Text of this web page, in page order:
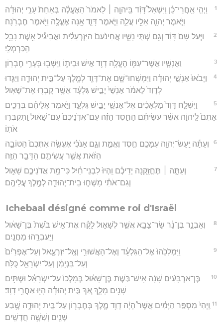
1
וַיְהִ֣י אַֽחֲרֵי־כֵ֗ן וַיִּשְׁאַל֩ דָּוִ֨ד בַּֽיהוָ֤ה ׀ לֵאמֹר֙ הַאֶעֱלֶ֗ה בְּאַחַת֙ עָרֵ֣י יְהוּדָ֔ה
וַיֹּ֧אמֶר יְהוָ֛ה אֵלָ֖יו עֲלֵ֑ה וַיֹּ֧אמֶר דָּוִ֛ד אָ֥נָה אֶעֱלֶ֖ה וַיֹּ֥אמֶר חֶבְרֹֽנָה׃
2
וַיַּ֤עַל שָׁם֙ דָּוִ֔ד וְגַ֖ם שְׁתֵּ֣י נָשָׁ֑יו אֲחִינֹ֙עַם֙ הַיִּזְרְעֵלִ֔ית וַאֲבִיגַ֕יִל אֵ֖שֶׁת נָבָ֥ל
הַֽכַּרְמְלִֽי׃
3 וַאֲנָשָׁ֧יו אֲשֶׁר־עִמּ֛וֹ הֶעֱלָ֥ה דָוִ֖ד אִ֣ישׁ וּבֵית֑וֹ וַיֵּשְׁב֖וּ בְּעָרֵ֥י חֶבְרֽוֹן׃
4
וַיָּבֹ֙אוּ֙ אַנְשֵׁ֣י יְהוּדָ֔ה וַיִּמְשְׁחוּ־שָׁ֧ם אֶת־דָּוִ֛ד לְמֶ֖לֶךְ עַל־בֵּ֣ית יְהוּדָ֑ה וַיַּגִּ֤דוּ
לְדָוִד֙ לֵאמֹ֔ר אַנְשֵׁי֙ יָבֵ֣ישׁ גִּלְעָ֔ד אֲשֶׁ֥ר קָבְר֖וּ אֶת־שָׁאֽוּל׃
5
וַיִּשְׁלַ֤ח דָּוִד֙ מַלְאָכִ֔ים אֶל־אַנְשֵׁ֖י יָבֵ֣ישׁ גִּלְעָ֑ד וַיֹּ֣אמֶר אֲלֵיהֶ֗ם בְּרֻכִ֤ים
אַתֶּם֙ לַֽיהוָ֔ה אֲשֶׁ֨ר עֲשִׂיתֶ֜ם הַחֶ֣סֶד הַזֶּ֗ה עִם־אֲדֹֽנֵיכֶם֙ עִם־שָׁא֔וּל וַֽתִּקְבְּר֖וּ
אֹתֽוֹ׃
6
וְעַתָּ֕ה יַֽעַשׂ־יְהוָ֥ה עִמָּכֶ֖ם חֶ֣סֶד וֶאֱמֶ֑ת וְגַ֣ם אָנֹכִ֗י אֶעֱשֶׂ֤ה אִתְּכֶם֙ הַטּוֹבָ֣ה
הַזֹּ֔את אֲשֶׁ֥ר עֲשִׂיתֶ֖ם הַדָּבָ֥ר הַזֶּֽה׃
7
וְעַתָּ֣ה ׀ תֶּחֱזַ֣קְנָה יְדֵיכֶ֗ם וִֽהְיוּ֙ לִבְנֵי־חַ֔יִל כִּי־מֵ֖ת אֲדֹנֵיכֶ֣ם שָׁא֑וּל
וְגַם־אֹתִ֗י מָשְׁח֧וּ בֵית־יְהוּדָ֛ה לְמֶ֖לֶךְ עֲלֵיהֶֽם׃
Ichebaal désigné comme roi d'Israël
8
וְאַבְנֵ֣ר בֶּן־נֵ֔ר שַׂר־צָבָ֖א אֲשֶׁ֣ר לְשָׁא֑וּל לָקַ֗ח אֶת־אִ֥ישׁ בֹּ֙שֶׁת֙ בֶּן־שָׁא֔וּל
וַיַּעֲבִרֵ֖הוּ מַחֲנָֽיִם׃
9
וַיַּמְלִכֵ֙הוּ֙ אֶל־הַגִּלְעָ֔ד וְאֶל־הָאֲשׁוּרִ֖י וְאֶֽל־יִזְרְעֶ֑אל וְעַל־אֶפְרַ֙יִם֙
וְעַל־בִּנְיָמִ֔ן וְעַל־יִשְׂרָאֵ֖ל כֻּלֹּֽה׃
10
בֶּן־אַרְבָּעִ֨ים שָׁנָ֜ה אִֽישׁ־בֹּ֣שֶׁת בֶּן־שָׁא֗וּל בְּמָלְכוֹ֙ עַל־יִשְׂרָאֵ֔ל וּשְׁתַּ֥יִם
שָׁנִ֖ים מָלָ֑ךְ אַ֚ךְ בֵּ֣ית יְהוּדָ֔ה הָי֖וּ אַחֲרֵ֥י דָוִֽד׃
11 וַֽיְהִי֙ מִסְפַּ֣ר הַיָּמִ֔ים אֲשֶׁר֩ הָיָ֨ה דָוִ֥ד מֶ֛לֶךְ בְּחֶבְר֖וֹן עַל־בֵּ֣ית יְהוּדָ֑ה שֶׁ֥בַע
שָׁנִ֖ים וְשִׁשָּׁ֥ה חֳדָשִֽׁים׃